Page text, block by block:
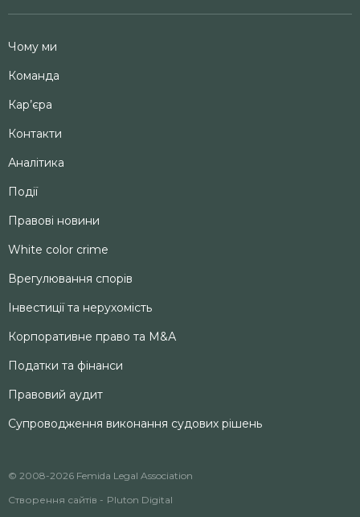
Чому ми
Команда
Кар’єра
Контакти
Аналітика
Події
Правові новини
White color crime
Врегулювання спорів
Інвестиції та нерухомість
Корпоративне право та M&А
Податки та фінанси
Правовий аудит
Супроводження виконання судових рішень
© 2008-2026 Femida Legal Association
Створення сайтів - Pluton Digital